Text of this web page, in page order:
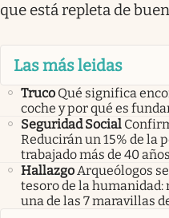
que está repleta de
Las más leidas
Truco Qué significa
coche y por qué es
Seguridad Social
Reducirán un 15% de la
trabajado más de 40
HallazgoArqueólogos
tesoro de la
una de las 7 maravillas